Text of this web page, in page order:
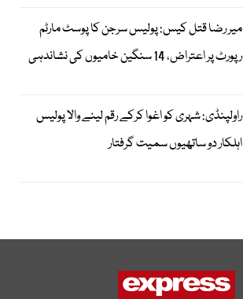
میر رضا قتل کیس: پولیس سرجن کا پوسٹ مارٹم
رپورٹ پر اعتراض، 14 سنگین خامیوں کی نشاندہی
راولپنڈی: شہری کو اغوا کرکے رقم لینے والا پولیس
اہلکار دو ساتھیوں سمیت گرفتار